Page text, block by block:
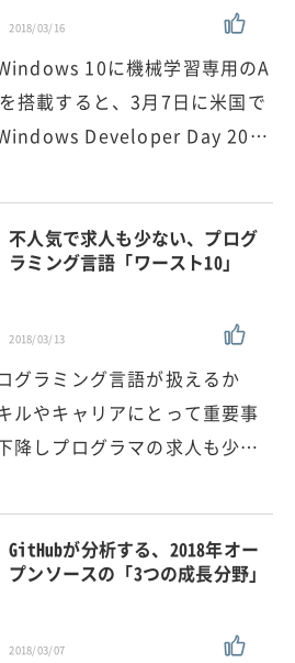
2018/03/16
10に機械学習専用のA
搭載すると、3月7日に米国で
Developer Day 20…
不人気で求人も少ない、プログ
ラミング言語「ワースト10」
2018/03/13
グラミング言語が扱えるか
ルやキャリアにとって重要事
降しプログラマの求人も少…
GitHubが分析する、2018年オー
プンソースの「3つの成長分野」
2018/03/07